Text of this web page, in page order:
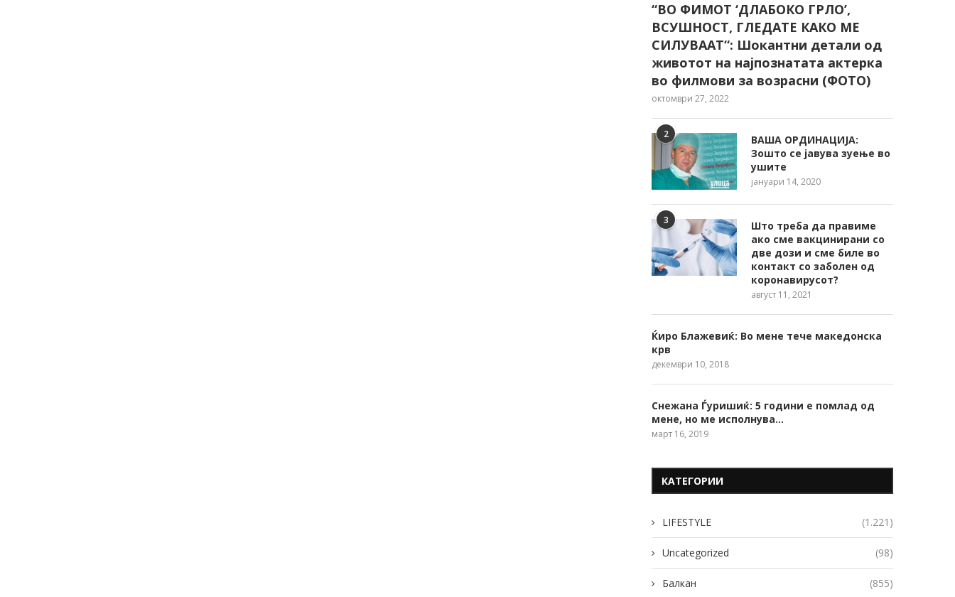
“ВО ФИМОТ ‘ДЛАБОКО ГРЛО’,
ВСУШНОСТ, ГЛЕДАТЕ КАКО МЕ
СИЛУВААТ“: Шокантни детали од
животот на најпознатата актерка
во филмови за возрасни (ФОТО)
октомври 27, 2022
2
ВАША ОРДИНАЦИЈА:
Зошто се јавува зуење во
ушите
јануари 14, 2020
3
Што треба да правиме
ако сме вакцинирани со
две дози и сме биле во
контакт со заболен од
коронавирусот?
август 11, 2021
Ќиро Блажевиќ: Во мене тече македонска
крв
декември 10, 2018
Снежана Ѓуришиќ: 5 години е помлад од
мене, но ме исполнува…
март 16, 2019
КАТЕГОРИИ
LIFESTYLE (1.221)
Uncategorized (98)
Балкан (855)